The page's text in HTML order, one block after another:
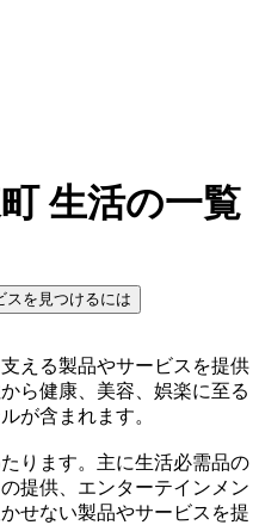
生活の一覧
スを見つけるには
える製品やサービスを提供
ら健康、美容、娯楽に至る
が含まれます。
ります。主に生活必需品の
提供、エンターテインメン
せない製品やサービスを提